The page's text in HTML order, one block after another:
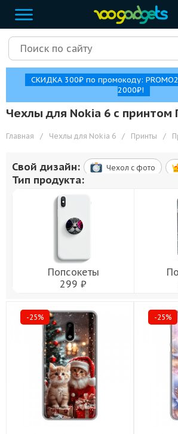
СКИДКА 300₽ по промокоду:
2000₽!
Чехлы для Nokia 6 с принтом
Главная / Чехлы для Nokia 6 / Принты /
Свой дизайн: Чехол c фото
Тип продукта:
Попсокеты
299 ₽
-25% -25%